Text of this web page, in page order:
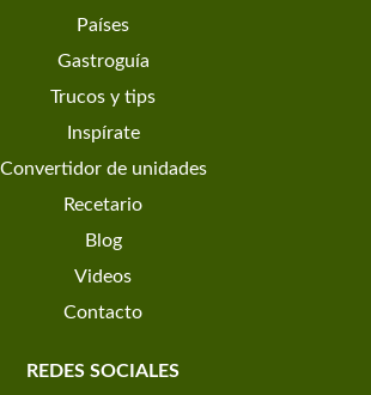
Países
Gastroguía
Trucos y tips
Inspírate
Convertidor de unidades
Recetario
Blog
Videos
Contacto
REDES SOCIALES